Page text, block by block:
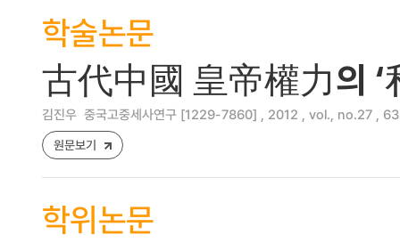
학술논문
古代中國 皇帝權力의 ‘
김진우 중국고중세사연구 [1229-7860] , 2012 , vol., no.27 ,
원문보기
학위논문